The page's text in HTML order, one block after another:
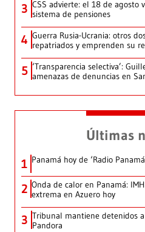
3 CSS advierte: el 18 de agosto
sistema de pensiones
4 Guerra Rusia-Ucrania: otros
repatriados y emprenden su
5 ‘Transparencia selectiva’:
amenazas de denuncias en
Últimas
1 Panamá hoy de ‘Radio
2 Onda de calor en Panamá:
extrema en Azuero hoy
3 Tribunal mantiene detenidos
Pandora